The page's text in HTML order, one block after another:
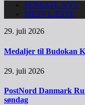
SENESTE NYT
MEST LÆSTE
29. juli 2026
Medaljer til Budokan
29. juli 2026
PostNord Danmark
søndag